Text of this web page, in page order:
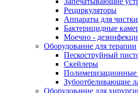
Рециркуляторы
Аппараты для
Бактерицидные
Моечно -
Оборудование для терапии
Пескоструйный
Скейлеры
Зубоотбеливающие
Оборудование для